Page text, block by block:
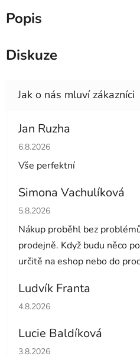
Popis
Diskuze
Jan Ruzha
Hodnocení obchodu je 5 z 5
6.8.2026
Vše perfektní
Simona Vachulíková
Hodnocení obchodu je 5 z 5
5.8.2026
Nákup proběhl bez
prodejně. Když budu něco
určitě na eshop nebo do
Ludvík Franta
Hodnocení obchodu je 5 z 5
4.8.2026
Lucie Baldíková
Hodnocení obchodu je 5 z 5
3.8.2026